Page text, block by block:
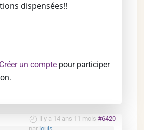
dispensées!!
Créer un compte pour participer
il y a 14 ans 11 mois #6420
par louis